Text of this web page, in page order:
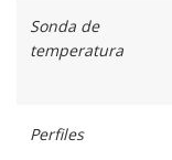
Sonda de
temperatura
Perfiles